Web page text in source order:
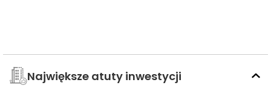
Największe atuty inwestycji